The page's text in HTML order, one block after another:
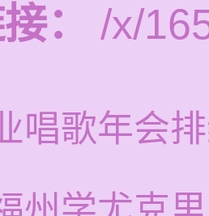
：
/x/
唱歌年会